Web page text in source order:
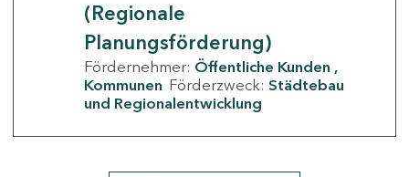
(Regionale
Planungsförderung)
Fördernehmer: Öffentliche Kunden
Kommunen Förderzweck: Städtebau
und Regionalentwicklung